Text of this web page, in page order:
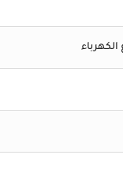
الكهرباء